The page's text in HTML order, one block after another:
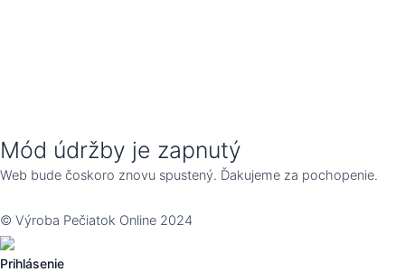
Mód údržby je zapnutý
Web bude čoskoro znovu spustený. Ďakujeme za pochopenie.
© Výroba Pečiatok Online 2024
Prihlásenie